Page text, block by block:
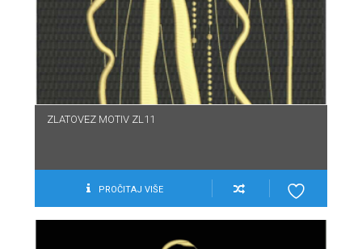
ZLATOVEZ MOTIV ZL11
PROČITAJ VIŠE